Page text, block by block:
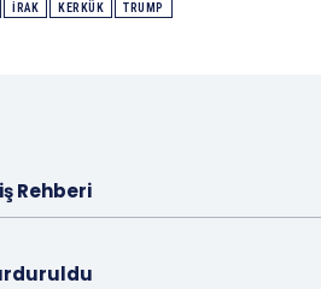
IRAK KERKÜK TRUMP
Rehberi